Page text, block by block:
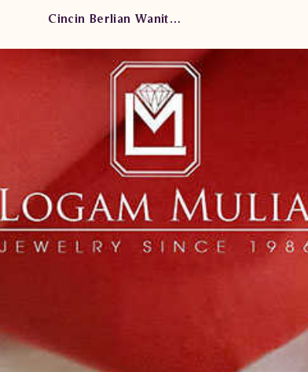
Cincin Berlian Wanita AMW.AC-R22314 sTLd